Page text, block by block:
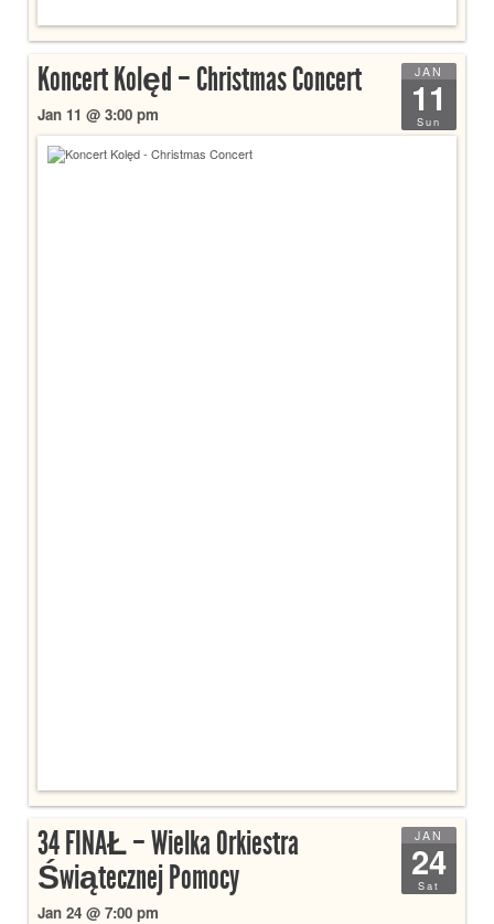
JAN
11
Sun
Koncert Kolęd – Christmas Concert
Jan 11 @ 3:00 pm
JAN
24
Sat
34 FINAŁ – Wielka Orkiestra
Świątecznej Pomocy
Jan 24 @ 7:00 pm